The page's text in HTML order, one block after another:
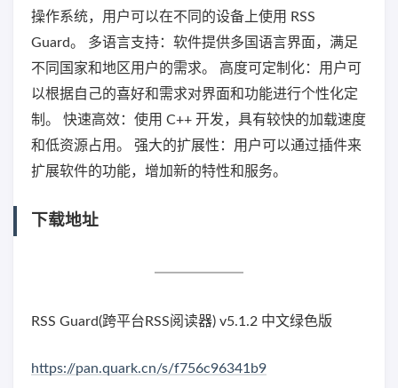
操作系统，用户可以在不同的设备上使用 RSS
Guard。 多语言支持：软件提供多国语言界面，满足
不同国家和地区用户的需求。 高度可定制化：用户可
以根据自己的喜好和需求对界面和功能进行个性化定
制。 快速高效：使用 C++ 开发，具有较快的加载速度
和低资源占用。 强大的扩展性：用户可以通过插件来
扩展软件的功能，增加新的特性和服务。
下载地址
RSS Guard(跨平台RSS阅读器) v5.1.2 中文绿色版
https://pan.quark.cn/s/f756c96341b9